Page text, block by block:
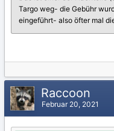
Raccoon
Februar 20, 2021